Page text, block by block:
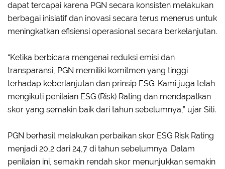
dapat tercapai karena PGN secara konsisten melakukan
berbagai inisiatif dan inovasi secara terus menerus untuk
meningkatkan efisiensi operasional secara berkelanjutan.
“Ketika berbicara mengenai reduksi emisi dan
transparansi, PGN memiliki komitmen yang tinggi
terhadap keberlanjutan dan prinsip ESG. Kami juga telah
mengikuti penilaian ESG (Risk) Rating dan mendapatkan
skor yang semakin baik dari tahun sebelumnya,” ujar Siti.
PGN berhasil melakukan perbaikan skor ESG Risk Rating
menjadi 20,2 dari 24,7 di tahun sebelumnya. Dalam
penilaian ini, semakin rendah skor menunjukkan semakin